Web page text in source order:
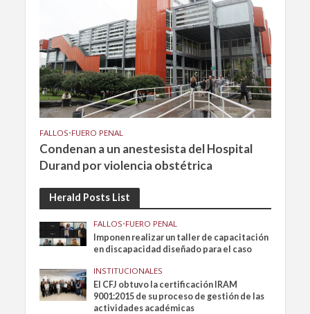
FALLOS•FUERO PENAL
Condenan a un anestesista del Hospital
Durand por violencia obstétrica
Herald Posts List
FALLOS•FUERO PENAL
Imponen realizar un taller de capacitación
en discapacidad diseñado para el caso
INSTITUCIONALES
El CFJ obtuvo la certificación IRAM
9001:2015 de su proceso de gestión de las
actividades académicas